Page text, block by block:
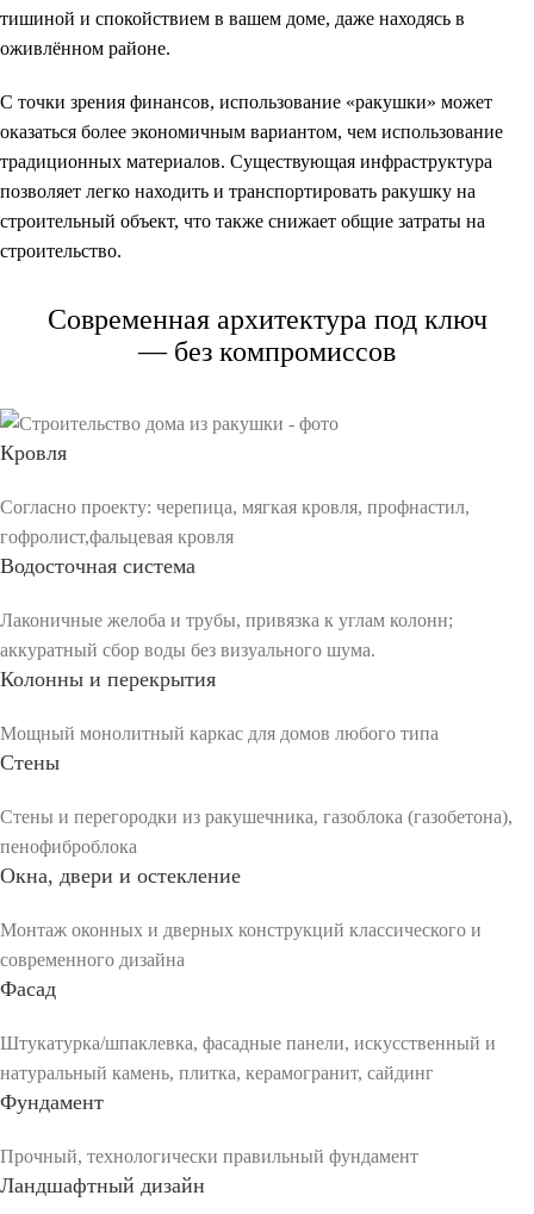
тишиной и спокойствием в вашем доме, даже находясь в
оживлённом районе.
С точки зрения финансов, использование «ракушки» может
оказаться более экономичным вариантом, чем использование
традиционных материалов. Существующая инфраструктура
позволяет легко находить и транспортировать ракушку на
строительный объект, что также снижает общие затраты на
строительство.
Современная архитектура под ключ
— без компромиссов
Кровля
Согласно проекту: черепица, мягкая кровля, профнастил,
гофролист,фальцевая кровля
Водосточная система
Лаконичные желоба и трубы, привязка к углам колонн;
аккуратный сбор воды без визуального шума.
Колонны и перекрытия
Мощный монолитный каркас для домов любого типа
Стены
Стены и перегородки из ракушечника, газоблока (газобетона),
пенофиброблока
Окна, двери и остекление
Монтаж оконных и дверных конструкций классического и
современного дизайна
Фасад
Штукатурка/шпаклевка, фасадные панели, искусственный и
натуральный камень, плитка, керамогранит, сайдинг
Фундамент
Прочный, технологически правильный фундамент
Ландшафтный дизайн